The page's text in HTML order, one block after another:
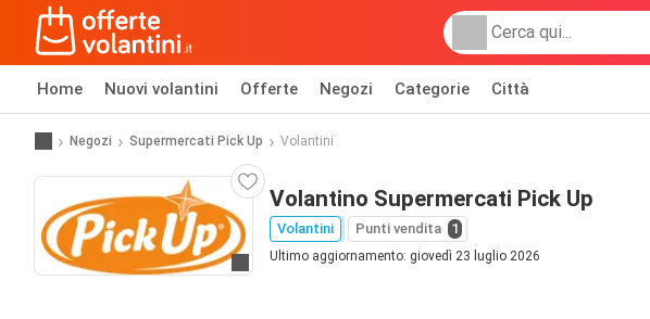
Home Nuovi volantini Offerte Negozi Categorie Città
Negozi Supermercati Pick Up Volantini
Vai al sito web
Volantino Supermercati Pick Up
Volantini Punti vendita 1
Ultimo aggiornamento: giovedì 23 luglio 2026